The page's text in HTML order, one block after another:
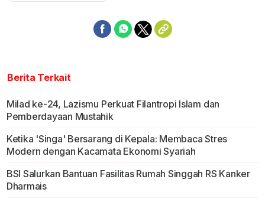
Berita Terkait
Milad ke-24, Lazismu Perkuat Filantropi Islam dan
Pemberdayaan Mustahik
Ketika 'Singa' Bersarang di Kepala: Membaca Stres
Modern dengan Kacamata Ekonomi Syariah
BSI Salurkan Bantuan Fasilitas Rumah Singgah RS Kanker
Dharmais